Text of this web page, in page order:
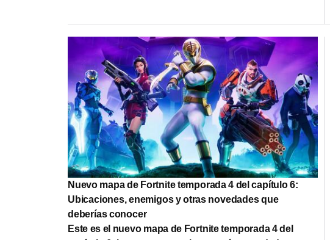
Nuevo mapa de Fortnite temporada 4 del capítulo 6:
Ubicaciones, enemigos y otras novedades que
deberías conocer
Este es el nuevo mapa de Fortnite temporada 4 del